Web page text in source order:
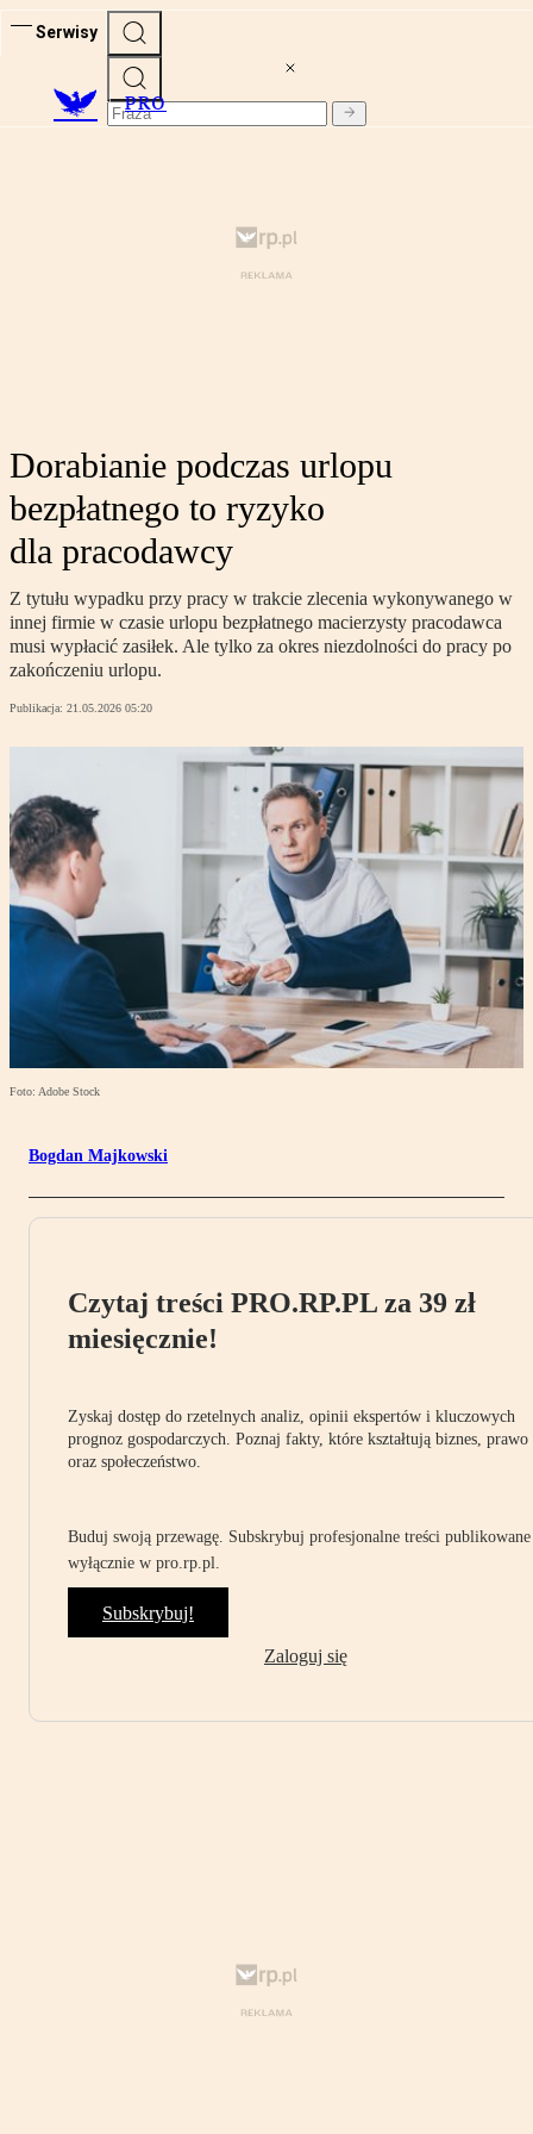
Serwisy
PRO
Dorabianie podczas urlopu
bezpłatnego to ryzyko
dla pracodawcy
Z tytułu wypadku przy pracy w trakcie zlecenia wykonywanego w
innej firmie w czasie urlopu bezpłatnego macierzysty pracodawca
musi wypłacić zasiłek. Ale tylko za okres niezdolności do pracy po
zakończeniu urlopu.
Publikacja: 21.05.2026 05:20
Foto: Adobe Stock
Bogdan Majkowski
Czytaj treści PRO.RP.PL za 39 zł
miesięcznie!
Zyskaj dostęp do rzetelnych analiz, opinii ekspertów i kluczowych
prognoz gospodarczych. Poznaj fakty, które kształtują biznes, prawo
oraz społeczeństwo.
Buduj swoją przewagę. Subskrybuj profesjonalne treści publikowane
wyłącznie w pro.rp.pl.
Subskrybuj!
Zaloguj się